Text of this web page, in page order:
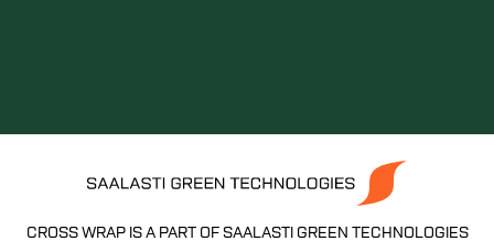
CROSS WRAP IS A PART OF SAALASTI GREEN TECHNOLOGIES